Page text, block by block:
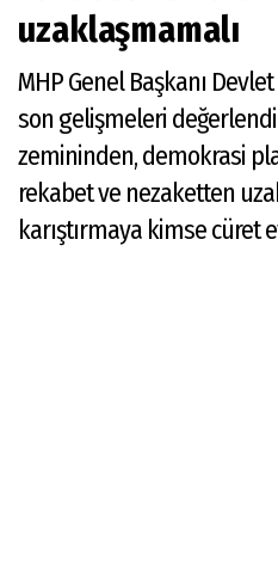
uzaklaşmamalı
MHP Genel Başkanı
son gelişmeleri
zemininden, demokrasi
rekabet ve nezaketten
karıştırmaya kimse cüret